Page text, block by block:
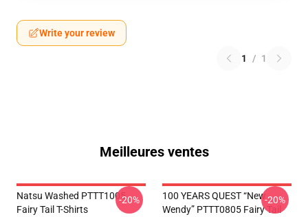
Write your review
1 / 1
Meilleures ventes
Natsu Washed PTTT1005
Fairy Tail T-Shirts
-20%
100 YEARS QUEST “New
Wendy” PTTT0805 Fairy Tail
-20%